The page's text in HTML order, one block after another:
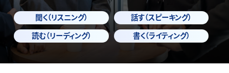
聞く（リスニング）
話す（スピーキング）
読む（リーディング）
書く（ライティング）